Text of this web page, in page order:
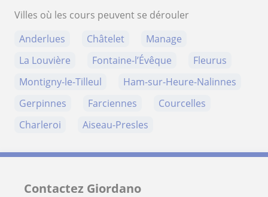
Villes où les cours peuvent se dérouler
Anderlues
Châtelet
Manage
La Louvière
Fontaine-l’Évêque
Fleurus
Montigny-le-Tilleul
Ham-sur-Heure-Nalinnes
Gerpinnes
Farciennes
Courcelles
Charleroi
Aiseau-Presles
Contactez Giordano